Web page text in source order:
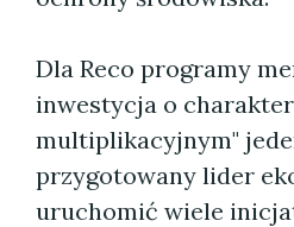
Dla Reco programy
inwestycja o
multiplikacyjnym"
przygotowany lider
uruchomić wiele